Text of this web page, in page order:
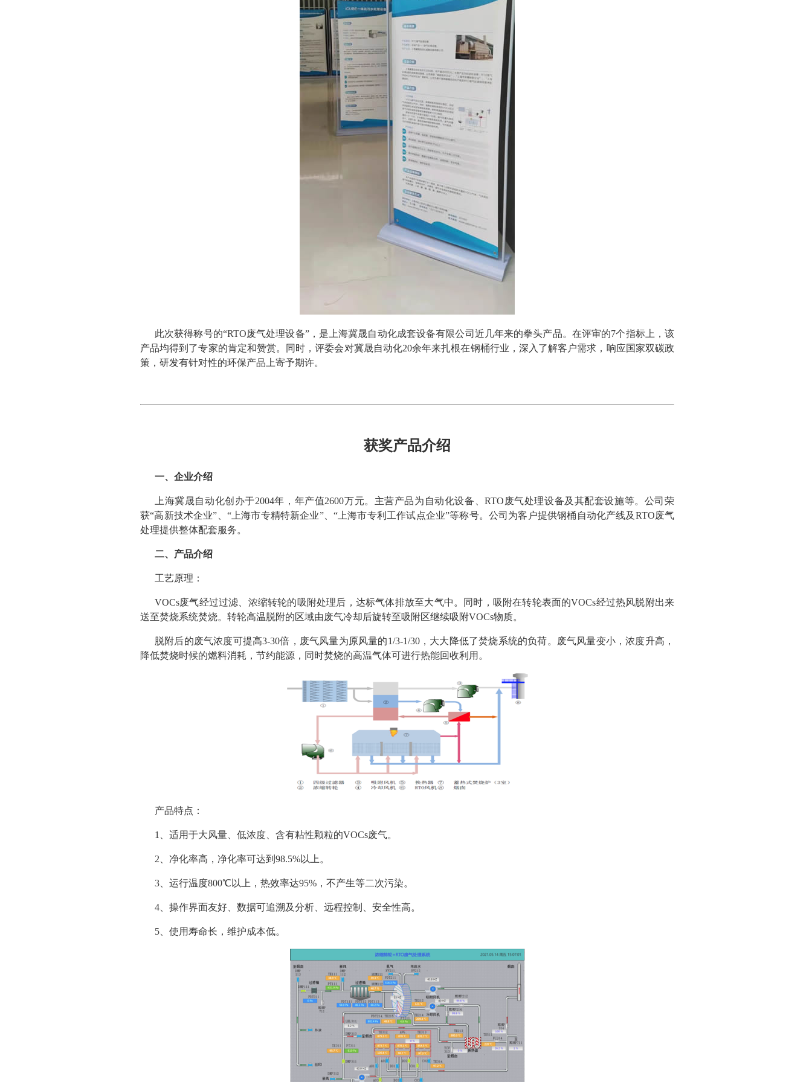
此次获得称号的“RTO废气处理设备”，是上海冀晟自动化成套设备有限公司近几年来的拳头产品。在评审的7个指标上，该
产品均得到了专家的肯定和赞赏。同时，评委会对冀晟自动化20余年来扎根在钢桶行业，深入了解客户需求，响应国家双碳政
策，研发有针对性的环保产品上寄予期许。
获奖产品介绍
一、企业介绍
上海冀晟自动化创办于2004年，年产值2600万元。主营产品为自动化设备、RTO废气处理设备及其配套设施等。公司荣
获“高新技术企业”、“上海市专精特新企业”、“上海市专利工作试点企业”等称号。公司为客户提供钢桶自动化产线及RTO废气
处理提供整体配套服务。
二、产品介绍
工艺原理：
VOCs废气经过过滤、浓缩转轮的吸附处理后，达标气体排放至大气中。同时，吸附在转轮表面的VOCs经过热风脱附出来
送至焚烧系统焚烧。转轮高温脱附的区域由废气冷却后旋转至吸附区继续吸附VOCs物质。
脱附后的废气浓度可提高3-30倍，废气风量为原风量的1/3-1/30，大大降低了焚烧系统的负荷。废气风量变小，浓度升高，
降低焚烧时候的燃料消耗，节约能源，同时焚烧的高温气体可进行热能回收利用。
产品特点：
1、适用于大风量、低浓度、含有粘性颗粒的VOCs废气。
2、净化率高，净化率可达到98.5%以上。
3、运行温度800℃以上，热效率达95%，不产生等二次污染。
4、操作界面友好、数据可追溯及分析、远程控制、安全性高。
5、使用寿命长，维护成本低。